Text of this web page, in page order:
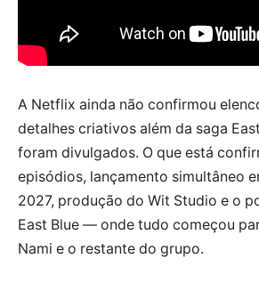
A Netflix ainda não confirmou
detalhes criativos além da saga
foram divulgados. O que está
episódios, lançamento simultâneo
2027, produção do Wit Studio e o
East Blue — onde tudo começou
Nami e o restante do grupo.